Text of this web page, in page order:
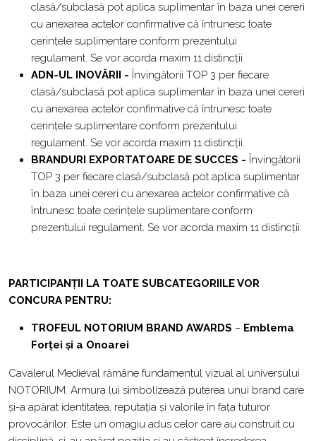
clasă/subclasă pot aplica suplimentar în baza unei cereri
cu anexarea actelor confirmative că întrunesc toate
cerințele suplimentare conform prezentului
regulament. Se vor acorda maxim 11 distincții.
ADN-UL INOVĂRII - Învingătorii TOP 3 per fiecare
clasă/subclasă pot aplica suplimentar în baza unei cereri
cu anexarea actelor confirmative că întrunesc toate
cerințele suplimentare conform prezentului
regulament. Se vor acorda maxim 11 distincții.
BRANDURI EXPORTATOARE DE SUCCES - Învingătorii
TOP 3 per fiecare clasă/subclasă pot aplica suplimentar
în baza unei cereri cu anexarea actelor confirmative că
întrunesc toate cerințele suplimentare conform
prezentului regulament. Se vor acorda maxim 11 distincții.
PARTICIPANȚII LA TOATE SUBCATEGORIILE VOR
CONCURA PENTRU:
TROFEUL NOTORIUM BRAND AWARDS – Emblema
Forței și a Onoarei
Cavalerul Medieval rămâne fundamentul vizual al universului
NOTORIUM. Armura lui simbolizează puterea unui brand care
și-a apărat identitatea, reputația și valorile în fața tuturor
provocărilor. Este un omagiu adus celor care au construit cu